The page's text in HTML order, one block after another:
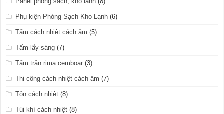
Phụ kiện Phòng Sạch Kho Lạnh (6)
Tấm cách nhiệt cách âm (5)
Tấm lấy sáng (7)
Tấm trần rima cemboar (3)
Thi công cách nhiệt cách âm (7)
Tôn cách nhiệt (8)
Túi khí cách nhiệt (8)